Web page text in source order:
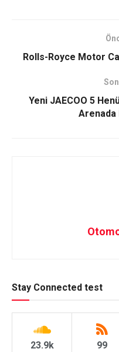
Rolls-Royce Motor
Yeni JAECOO 5
Arenada
Stay Connected test
23.9k 99